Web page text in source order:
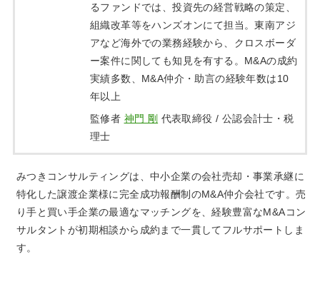
るファンドでは、投資先の経営戦略の策定、
組織改革等をハンズオンにて担当。東南アジ
アなど海外での業務経験から、クロスボーダ
ー案件に関しても知見を有する。M&Aの成約
実績多数、M&A仲介・助言の経験年数は10
年以上
監修者 神門 剛 代表取締役 / 公認会計士・税
理士
みつきコンサルティングは、中小企業の会社売却・事業承継に
特化した譲渡企業様に完全成功報酬制のM&A仲介会社です。売
り手と買い手企業の最適なマッチングを、経験豊富なM&Aコン
サルタントが初期相談から成約まで一貫してフルサポートしま
す。